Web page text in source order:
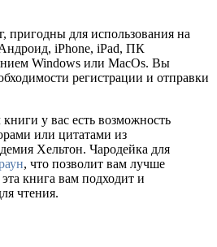
пригодны для использования на
iPhone, iPad, ПК
Windows или MacOs. Вы
регистрации и отправки
у вас есть возможность
или цитатами из
Хельтон. Чародейка для
, что позволит вам лучше
книга вам подходит и
чтения.